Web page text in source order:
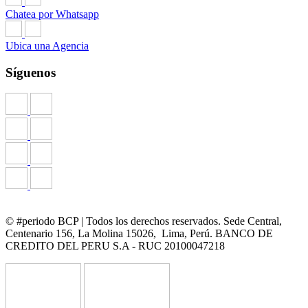
de agencias a nivel nacional y presenta tu documento de
identidad.
Documentación en Agencia
En caso seas extranjero, y aún no tengas tu carnet de
Si quieres abrirle una cuenta a tu hijo o hija, solicita la
TEA REFERENCIAL:
Chatea por Whatsapp
Ubica una Agencia
Síguenos
© #periodo BCP | Todos los derechos reservados. Sede Central,
Centenario 156, La Molina 15026, Lima, Perú. BANCO DE
CREDITO DEL PERU S.A - RUC 20100047218